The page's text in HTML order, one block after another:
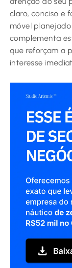
claro, conciso e
móvel
complementa
que reforçam a
interesse